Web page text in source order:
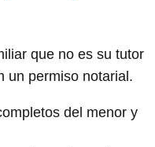
que no es su tutor
un permiso notarial.
del menor y